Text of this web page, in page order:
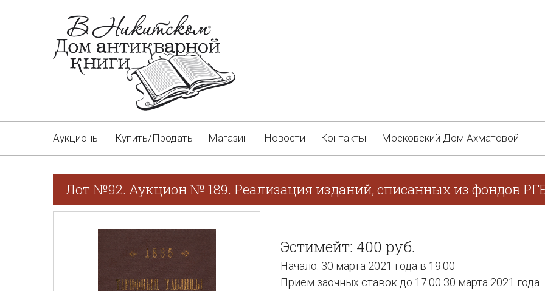
Аукционы Купить/Продать Магазин Новости Контакты Московский Дом Ахматовой
Лот №92. Аукцион № 189. Реализация изданий, списанных из фондов
Эстимейт: 400 руб.
Начало: 30 марта 2021 года в 19:00
Прием заочных ставок до 17:00 30 марта 2021 года